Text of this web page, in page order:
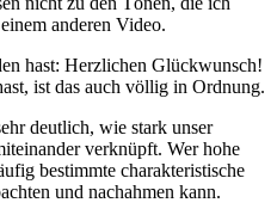
anderen Video.
hast: Herzlichen Glückwunsch!
ist das auch völlig in Ordnung.
deutlich, wie stark unser
verknüpft. Wer hohe
bestimmte charakteristische
und nachahmen kann.